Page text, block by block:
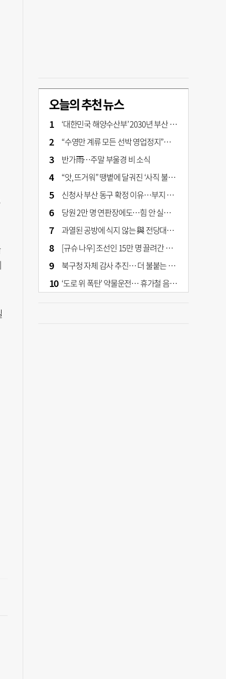
오늘의 추천 뉴스
‘대한민국 해양수산부’ 2030년 부산 북항시대 연다
“수영만 계류 모든 선박 영업정지”… 재개발 속도전
반가雨…주말 부울경 비 소식
“앗, 뜨거워” 땡볕에 달궈진 ‘사직 불가마’ 관중석 무려 70도
신청사 부산 동구 확정 이유…부지 용이성·접근성·집적 가능성이 운명 갈랐다 [해수부 북항 시대]
당원 2만 명 연판장에도…힘 안 실리는 ‘장동혁 사퇴’ 공세
과열된 공방에 식지 않는 與 전당대회… 호남·수도권 집중하는 후보들
[규슈 나우] 조선인 15만 명 끌려간 치쿠호 탄광… 대를 이은 진실 캐기
북구청 자체 감사 추진… 더 불붙는 북구 신청사 갈등
‘도로 위 폭탄’ 약물운전… 휴가철 음주와 병행 단속 [교통안전, 시민이 만든다]